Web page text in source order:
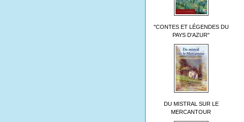
"CONTES ET LÉGENDES DU
PAYS D'AZUR"
DU MISTRAL SUR LE
MERCANTOUR